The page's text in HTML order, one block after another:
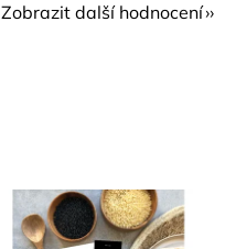
Zobrazit další hodnocení